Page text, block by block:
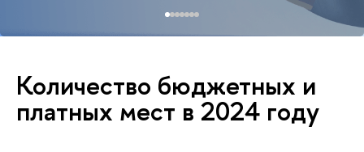
Количество бюджетных и
платных мест в 2024 году